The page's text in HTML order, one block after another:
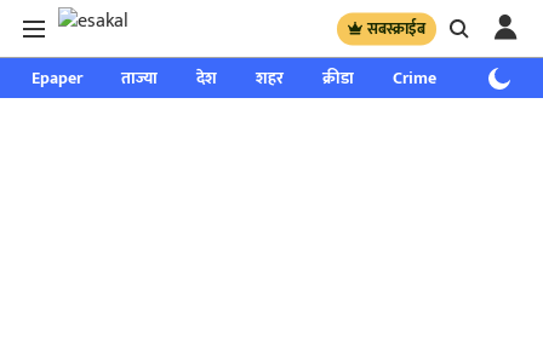
सबस्क्राईब
Epaper ताज्या देश शहर क्रीडा Crime साप्ताहिक